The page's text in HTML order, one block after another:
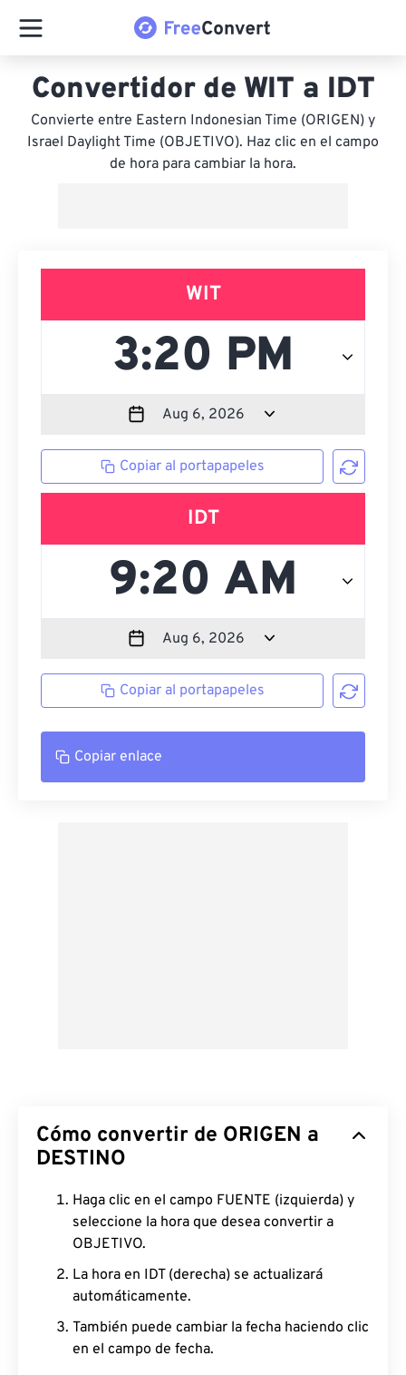
Convertidor de WIT a IDT
Convierte entre Eastern Indonesian Time (ORIGEN) y
Israel Daylight Time (OBJETIVO). Haz clic en el campo
de hora para cambiar la hora.
WIT
Copiar al portapapeles
IDT
Copiar al portapapeles
Copiar enlace
Cómo convertir de ORIGEN a
DESTINO
Haga clic en el campo FUENTE (izquierda) y
seleccione la hora que desea convertir a
OBJETIVO.
La hora en IDT (derecha) se actualizará
automáticamente.
También puede cambiar la fecha haciendo clic
en el campo de fecha.